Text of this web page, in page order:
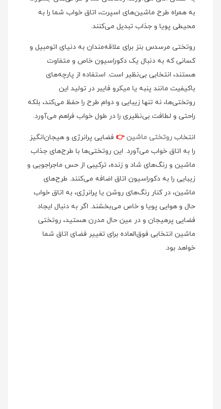
به همراه طرح ماشین‌های اسپرت، اتاق خواب شما را به
محیطی پویا و جذاب تبدیل می‌کنند.
روتختی مرسدس بنز برای علاقه‌مندان به دنیای اتومبیل و
کسانی که به دنبال یک دکوراسیون خاص و متفاوت
هستند، انتخابی بی‌نظیر است. استفاده از پارچه‌های
باکیفیت مانند پنبه یا میکرو فایبر در تولید این
روتختی‌ها، نه تنها زیبایی و دوام طرح را حفظ می‌کند، بلکه
راحتی و لطافت بی‌نظیری را در طول خواب فراهم می‌آورد.
انتخاب روتختی ماشین 👉 فضایی پرانرژی و هیجان‌انگیز
را به اتاق خواب می‌آورد. این روتختی‌ها با طرح‌های جذاب
ماشین و رنگ‌های شاد و زنده، ترکیبی از حس ماجراجویی و
زیبایی را به دکوراسیون اتاق اضافه می‌کنند. طرح‌های
ماشین، در کنار رنگ‌های روشن یا پرانرژی، به اتاق خواب
حال و هوایی پویا و خاص می‌بخشند. اگر به دنبال ایجاد
فضایی پرهیجان و در عین حال مدرن هستید، روتختی
ماشین انتخابی فوق‌العاده برای تغییر فضای اتاق شما
خواهد بود.